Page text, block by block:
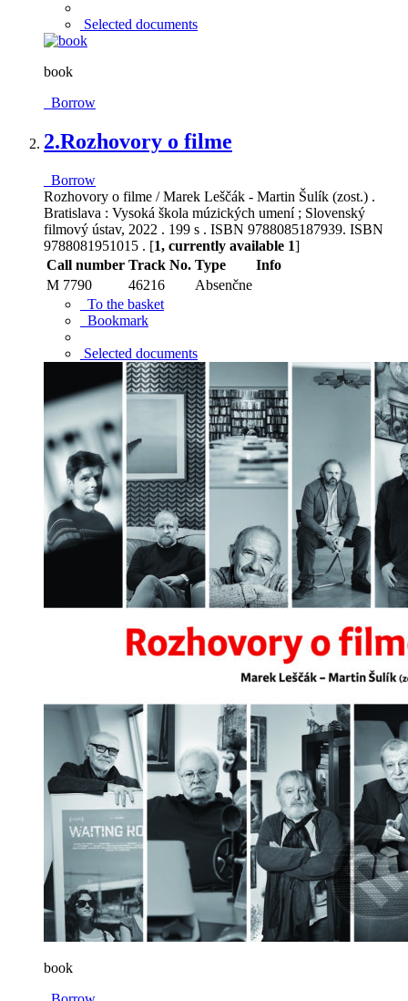
Selected documents
book
Borrow
2.Rozhovory o filme
Borrow
Rozhovory o filme / Marek Leščák - Martin Šulík (zost.) .
Bratislava : Vysoká škola múzických umení ; Slovenský
filmový ústav, 2022 . 199 s . ISBN 9788085187939. ISBN
9788081951015 . [1, currently available 1]
Call number Track No. Type
Info
M 7790
46216
Absenčne
To the basket
Bookmark
Selected documents
book